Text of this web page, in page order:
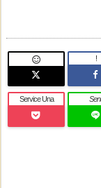
 !
Service Una